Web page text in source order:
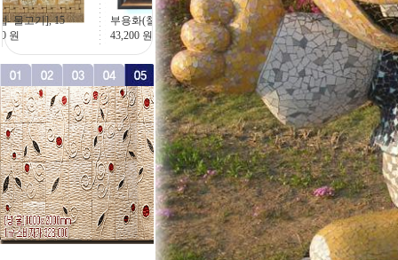
[이중섭- 물고기], 15
756,000